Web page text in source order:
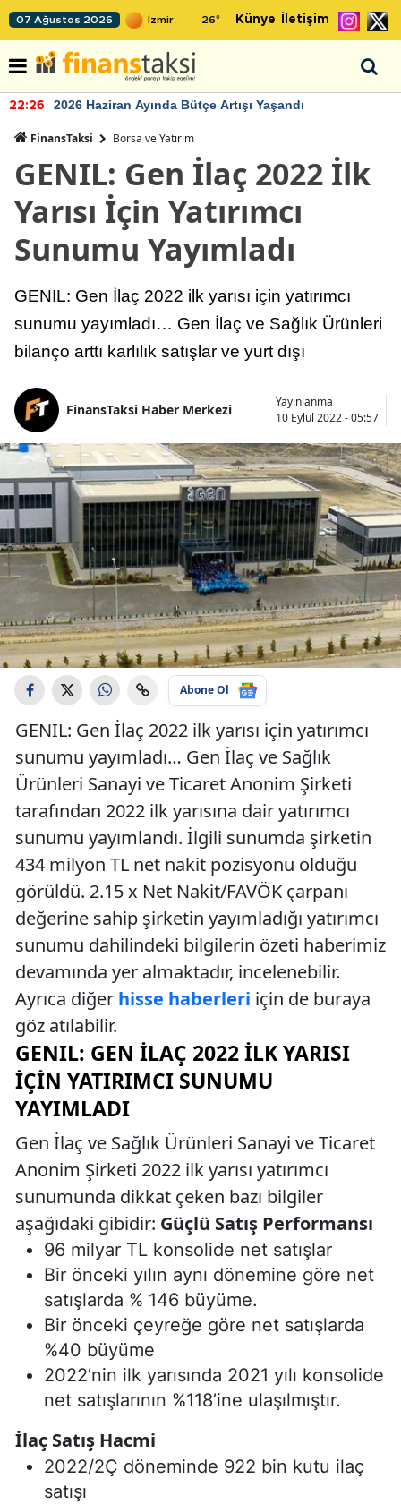
07 Ağustos 2026 26° Künye İletişim
22:26 2026 Haziran Ayında Bütçe Artışı Yaşandı
FinansTaksi Borsa ve Yatırım
GENIL: Gen İlaç 2022 İlk
Yarısı İçin Yatırımcı
Sunumu Yayımladı
GENIL: Gen İlaç 2022 ilk yarısı için yatırımcı
sunumu yayımladı… Gen İlaç ve Sağlık Ürünleri
bilanço arttı karlılık satışlar ve yurt dışı
FinansTaksi Haber Merkezi
Yayınlanma
10 Eylül 2022 - 05:57
Abone Ol
GENIL: Gen İlaç 2022 ilk yarısı için yatırımcı
sunumu yayımladı… Gen İlaç ve Sağlık
Ürünleri Sanayi ve Ticaret Anonim Şirketi
tarafından 2022 ilk yarısına dair yatırımcı
sunumu yayımlandı. İlgili sunumda şirketin
434 milyon TL net nakit pozisyonu olduğu
görüldü. 2.15 x Net Nakit/FAVÖK çarpanı
değerine sahip şirketin yayımladığı yatırımcı
sunumu dahilindeki bilgilerin özeti haberimiz
devamında yer almaktadır, incelenebilir.
Ayrıca diğer hisse haberleri için de buraya
göz atılabilir.
GENIL: GEN İLAÇ 2022 İLK YARISI
İÇIN YATIRIMCI SUNUMU
YAYIMLADI
Gen İlaç ve Sağlık Ürünleri Sanayi ve Ticaret
Anonim Şirketi 2022 ilk yarısı yatırımcı
sunumunda dikkat çeken bazı bilgiler
aşağıdaki gibidir: Güçlü Satış Performansı
96 milyar TL konsolide net satışlar
Bir önceki yılın aynı dönemine göre net
satışlarda % 146 büyüme.
Bir önceki çeyreğe göre net satışlarda
%40 büyüme
2022’nin ilk yarısında 2021 yılı konsolide
net satışlarının %118’ine ulaşılmıştır.
İlaç Satış Hacmi
2022/2Ç döneminde 922 bin kutu ilaç
satışı